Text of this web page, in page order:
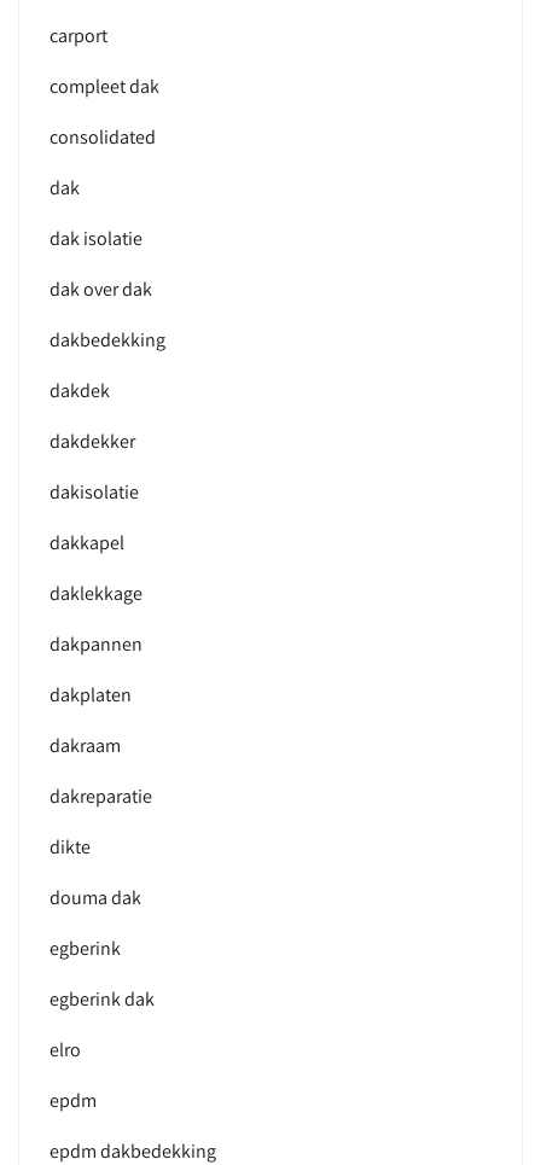
carport
compleet dak
consolidated
dak
dak isolatie
dak over dak
dakbedekking
dakdek
dakdekker
dakisolatie
dakkapel
daklekkage
dakpannen
dakplaten
dakraam
dakreparatie
dikte
douma dak
egberink
egberink dak
elro
epdm
epdm dakbedekking